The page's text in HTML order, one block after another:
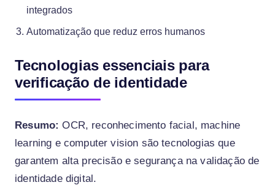
integrados
Automatização que reduz erros humanos
Tecnologias essenciais para
verificação de identidade
Resumo: OCR, reconhecimento facial, machine
learning e computer vision são tecnologias que
garantem alta precisão e segurança na validação de
identidade digital.